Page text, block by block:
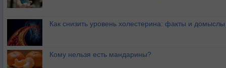
Как снизить уровень холестерина: факты и домыслы
Кому нельзя есть мандарины?